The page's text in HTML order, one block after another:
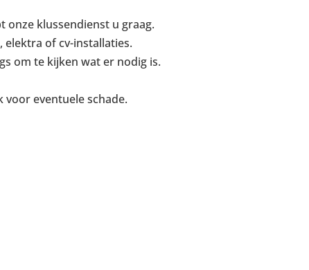
onze klussendienst u graag.
elektra of cv-installaties.
om te kijken wat er nodig is.
eventuele schade.